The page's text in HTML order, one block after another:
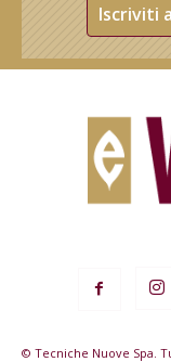
Iscriviti
© Tecniche Nuove Spa.